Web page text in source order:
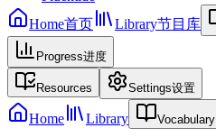
Home首页 Library节目库
Progress进度
Resources Settings设置
Home Library Vocabulary